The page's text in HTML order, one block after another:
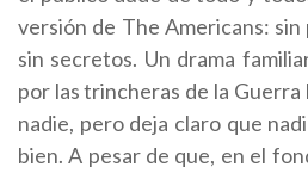
versión de The Americans: sin
sin secretos. Un drama
por las trincheras de la Guerra
nadie, pero deja claro que
bien. A pesar de que, en el